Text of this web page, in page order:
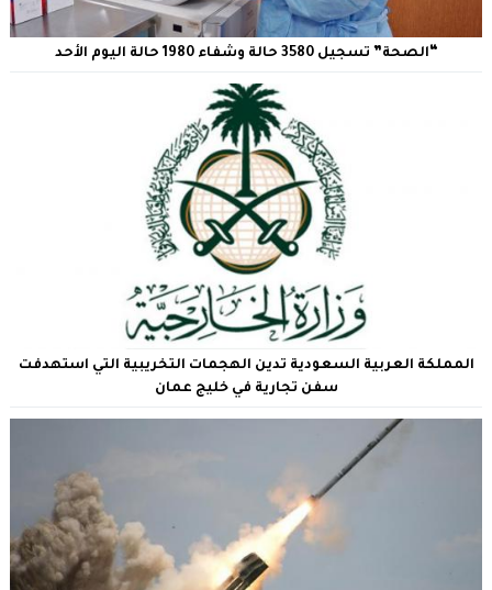
“الصحة” تسجيل 3580 حالة وشفاء 1980 حالة اليوم الأحد
المملكة العربية السعودية تدين الهجمات التخريبية التي استهدفت
سفن تجارية في خليج عمان